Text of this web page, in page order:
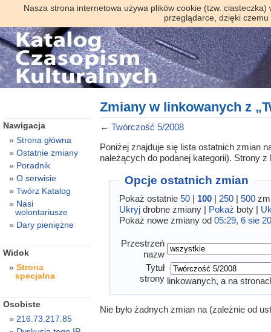
Nasza strona internetowa używa plików cookie (tzw.
przeglądarce, dzięki
Zmiany w linkowanych z
← Twórczość 5/2008
Poniżej znajduje się lista ostatnich zmian
należących do podanej kategorii). Strony z
Opcje ostatnich zmian
Pokaż ostatnie 50| 100| 250| 500
Ukryjdrobne zmiany | Pokaż boty |
Pokaż nowe zmiany od 05:29, 6 sie
Przestrzeń
nazw
Tytuł
strony linkowanych, a na
Nie było żadnych zmian na (zależnie od
Nawigacja
Strona główna
Ostatnie zmiany
Poradnik
O serwisie
Twórz Katalog
Nasi
wolontariusze
Dary pieniężne
Widok
Strona
specjalna
Osobiste
216.73.217.85